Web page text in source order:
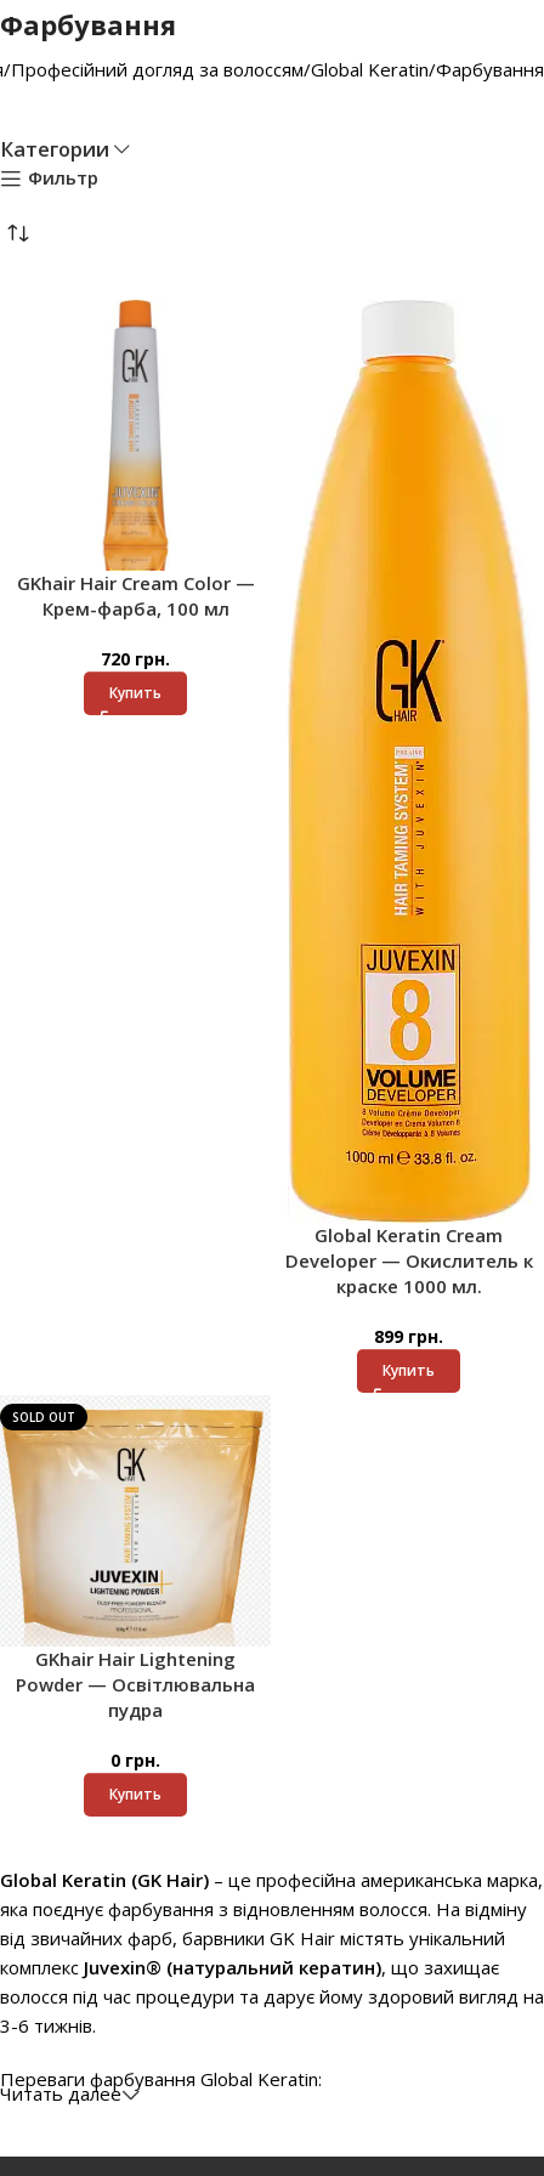
Фарбування
Професійний догляд за волоссям Global Keratin Фарбування
Категории
Фильтр
GKhair Hair Cream Color —
Крем-фарба, 100 мл
720 грн.
Купить
Global Keratin Cream
Developer — Окислитель к
краске 1000 мл.
899 грн.
Купить
SOLD OUT
GKhair Hair Lightening
Powder — Освітлювальна
пудра
0 грн.
Купить
Global Keratin (GK Hair) – це професійна американська марка,
яка поєднує фарбування з відновленням волосся. На відміну
від звичайних фарб, барвники GK Hair містять унікальний
комплекс Juvexin® (натуральний кератин), що захищає
волосся під час процедури та дарує йому здоровий вигляд на
3-6 тижнів.
Переваги фарбування Global Keratin:
відтінків, від натуральних до ультрамодних.
Читать далее